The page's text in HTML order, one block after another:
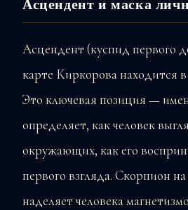
Асцендент и маска
Асцендент (куспид первого
карте Киркорова находится
Это ключевая позиция —
определяет, как человек
окружающих, как его
первого взгляда. Скорпион
наделяет человека